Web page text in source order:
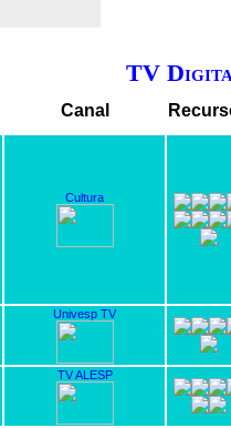
TV
Canal
Cultura
Univesp TV
TV ALESP